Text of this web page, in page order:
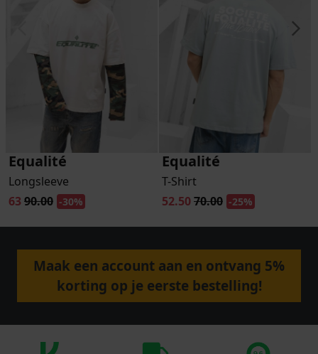
Equalité
Longsleeve
63 90.00 -30%
Equalité
T-Shirt
52.5070.00 -25%
Maak een account aan en ontvang 5%
korting op je eerste bestelling!